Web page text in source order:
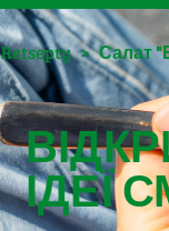
Retsepty > Салат
ІДЕЇ